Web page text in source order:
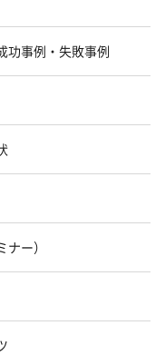
功事例・失敗事例
ー）